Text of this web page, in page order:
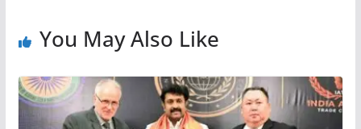
You May Also Like